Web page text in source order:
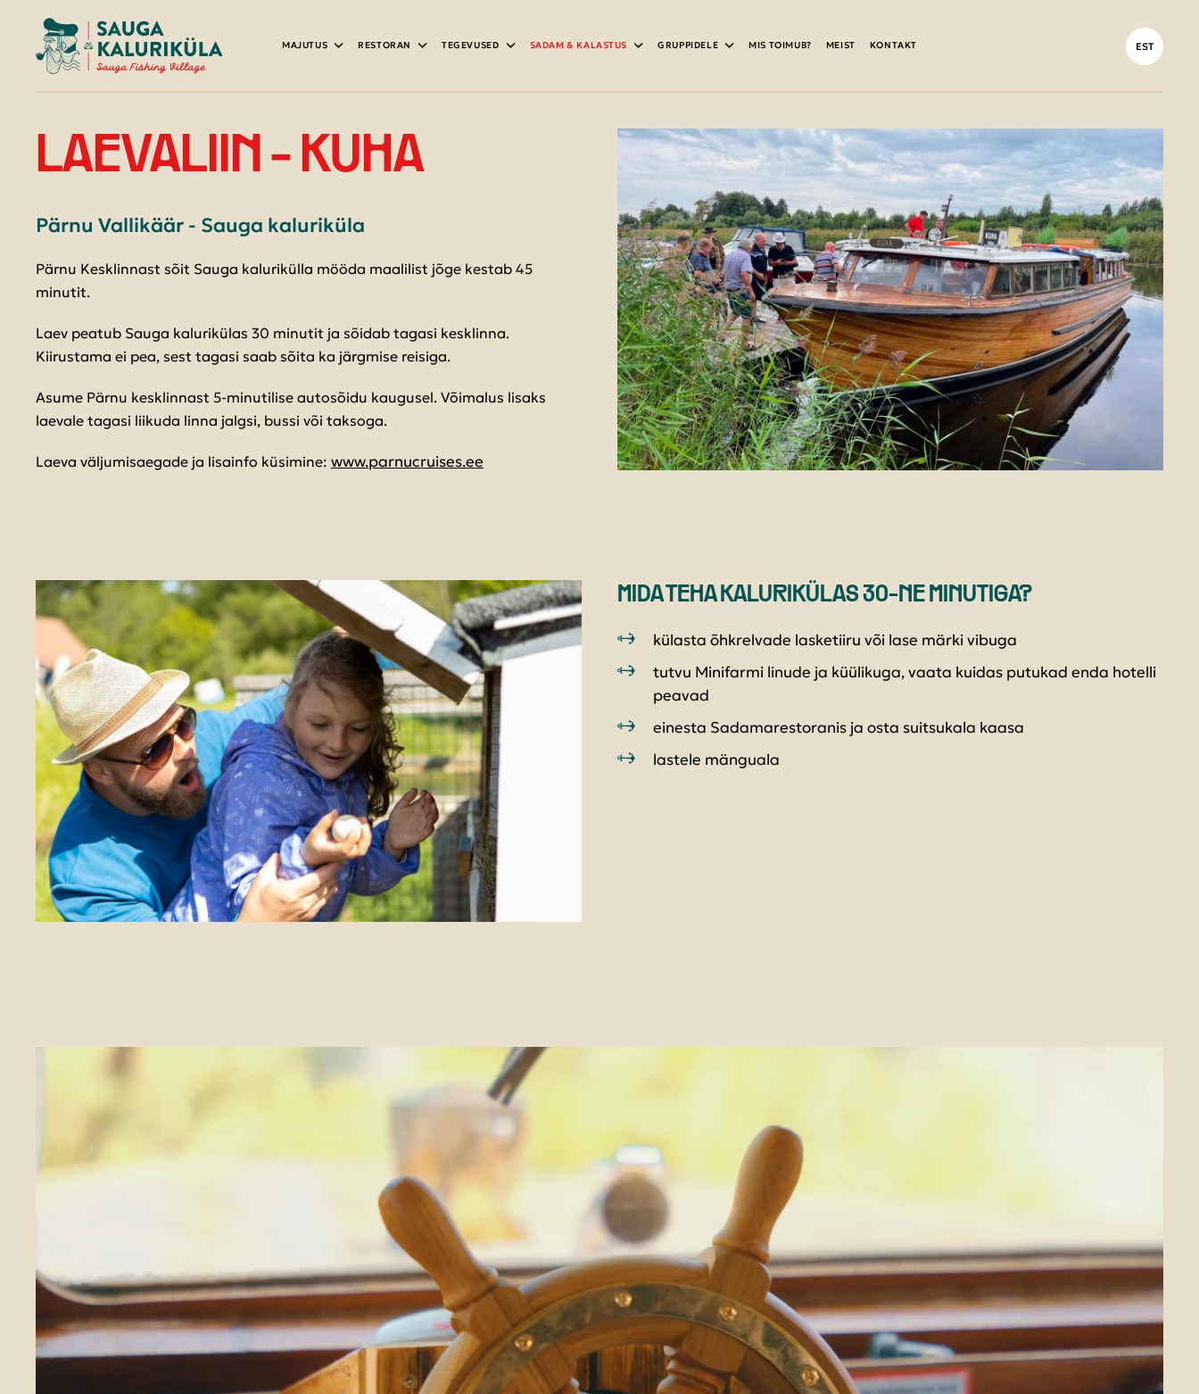
MAJUTUS
SAUNAD
RESTORAN
METSAKOHVIK
TELLI KAASA
TEGEVUSED
VEEPEALSED LÕBUSTUSED
SAAREKESE MINIFARM
MÄNGUALA LASTELE
SADAM & KALASTUS
KALAVARUSTUSE RENT & MÜÜK
LAEVALIIN
SLIPP
GRUPPIDELE
KLASSIEKSKURSIOONID
TURISMIGRUPID
MIS TOIMUB? MEIST KONTAKT EST
LAEVALIIN - KUHA
Pärnu Vallikäär - Sauga kaluriküla
Pärnu Kesklinnast sõit Sauga kalurikülla mööda maalilist jõge kestab 45
minutit.
Laev peatub Sauga kalurikülas 30 minutit ja sõidab tagasi kesklinna.
Kiirustama ei pea, sest tagasi saab sõita ka järgmise reisiga.
Asume Pärnu kesklinnast 5-minutilise autosõidu kaugusel. Võimalus lisaks
laevale tagasi liikuda linna jalgsi, bussi või taksoga.
Laeva väljumisaegade ja lisainfo küsimine: www.parnucruises.ee
MIDA TEHA KALURIKÜLAS 30-NE MINUTIGA?
külasta õhkrelvade lasketiiru või lase märki vibuga
tutvu Minifarmi linude ja küülikuga, vaata kuidas putukad enda hotelli
peavad
einesta Sadamarestoranis ja osta suitsukala kaasa
lastele mänguala